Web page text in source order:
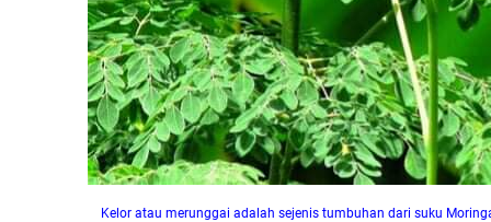
Kelor atau merunggai adalah sejenis tumbuhan dari suku